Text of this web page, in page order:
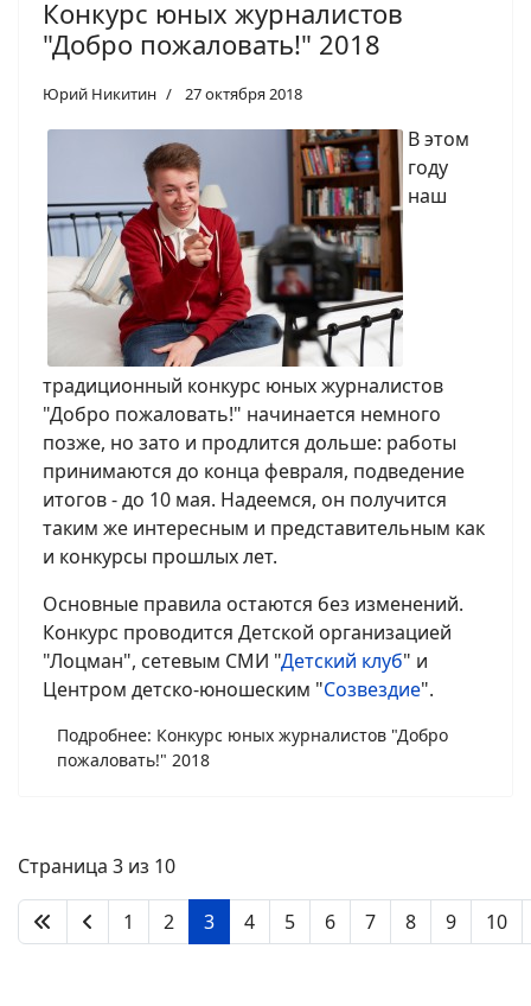
Конкурс юных журналистов
"Добро пожаловать!" 2018
Юрий Никитин 27 октября 2018
В этом
году
наш
традиционный конкурс юных журналистов
"Добро пожаловать!" начинается немного
позже, но зато и продлится дольше: работы
принимаются до конца февраля, подведение
итогов - до 10 мая. Надеемся, он получится
таким же интересным и представительным как
и конкурсы прошлых лет.
Основные правила остаются без изменений.
Конкурс проводится Детской организацией
"Лоцман", сетевым СМИ "Детский клуб" и
Центром детско-юношеским "Созвездие".
Подробнее: Конкурс юных журналистов "Добро
пожаловать!" 2018
Страница 3 из 10
1 2 3 4 5 6 7 8 9 10